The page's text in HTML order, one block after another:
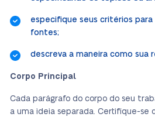
especifique seus critérios
fontes;
descreva a maneira como sua
Corpo Principal
Cada parágrafo do corpo do seu
a uma ideia separada. Certifique-se